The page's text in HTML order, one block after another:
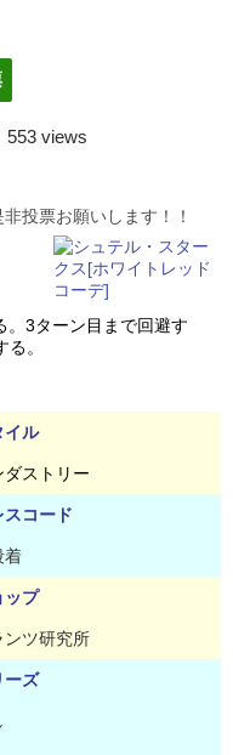
数：553 views
投票お願いします！！
3ターン目まで回避す
。
イル
ダストリー
スコード
着
ップ
ンツ研究所
ーズ